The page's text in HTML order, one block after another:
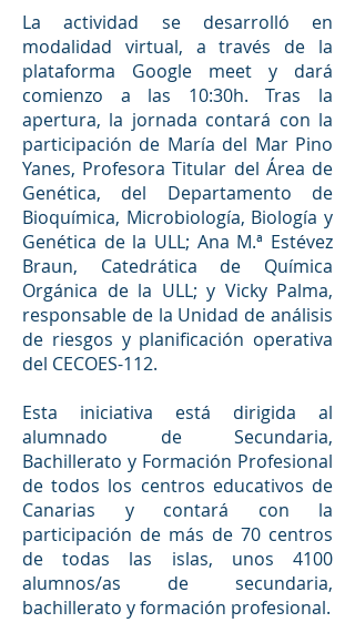
La actividad se desarrolló en
modalidad virtual, a través de la
plataforma Google meet y dará
comienzo a las 10:30h. Tras la
apertura, la jornada contará con la
participación de María del Mar Pino
Yanes, Profesora Titular del Área de
Genética, del Departamento de
Bioquímica, Microbiología, Biología y
Genética de la ULL; Ana M.ª Estévez
Braun, Catedrática de Química
Orgánica de la ULL; y Vicky Palma,
responsable de la Unidad de análisis
de riesgos y planificación operativa
del CECOES-112.
Esta iniciativa está dirigida al
alumnado de Secundaria,
Bachillerato y Formación Profesional
de todos los centros educativos de
Canarias y contará con la
participación de más de 70 centros
de todas las islas, unos 4100
alumnos/as de secundaria,
bachillerato y formación profesional.